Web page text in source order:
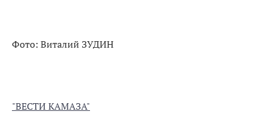
Фото: Виталий ЗУДИН
"ВЕСТИ КАМАЗА"